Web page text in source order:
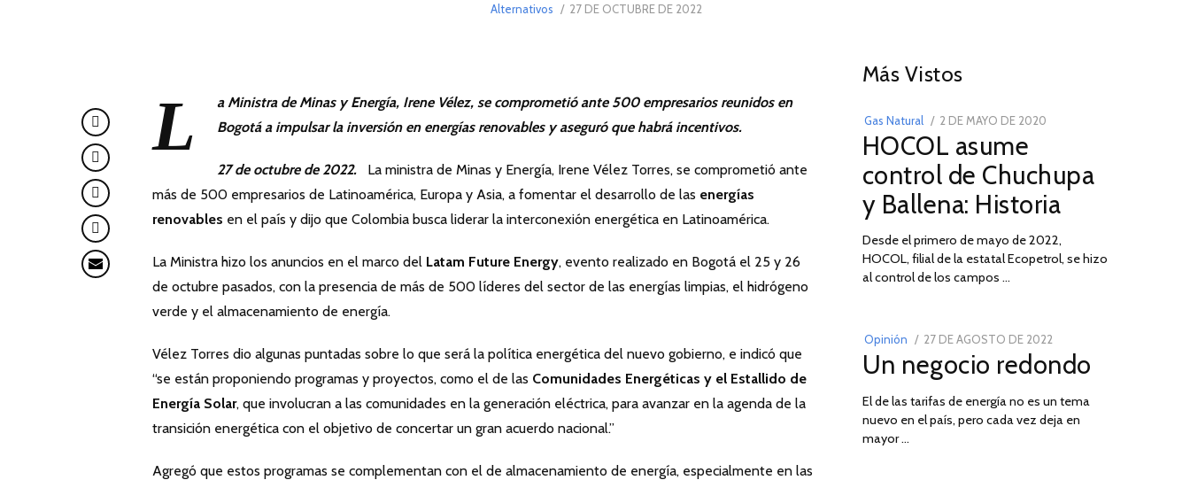
Alternativos
POSTED
27 DE OCTUBRE DE 2022
L
a Ministra de Minas y Energía, Irene Vélez, se comprometió ante 500 empresarios reunidos en
Bogotá a impulsar la inversión en energías renovables y aseguró que habrá incentivos.
27 de octubre de 2022. La ministra de Minas y Energía, Irene Vélez Torres, se comprometió ante
más de 500 empresarios de Latinoamérica, Europa y Asia, a fomentar el desarrollo de las energías
renovables en el país y dijo que Colombia busca liderar la interconexión energética en Latinoamérica.
La Ministra hizo los anuncios en el marco del Latam Future Energy, evento realizado en Bogotá el 25 y 26
de octubre pasados, con la presencia de más de 500 líderes del sector de las energías limpias, el hidrógeno
verde y el almacenamiento de energía.
Vélez Torres dio algunas puntadas sobre lo que será la política energética del nuevo gobierno, e indicó que
“se están proponiendo programas y proyectos, como el de las Comunidades Energéticas y el Estallido de
Energía Solar, que involucran a las comunidades en la generación eléctrica, para avanzar en la agenda de la
transición energética con el objetivo de concertar un gran acuerdo nacional.”
Agregó que estos programas se complementan con el de almacenamiento de energía, especialmente en las
Más Vistos
Gas Natural
POSTED
ON
2 DE MAYO DE 2020
DE
2026
HOCOL asume
control de Chuchupa
y Ballena: Historia
Desde el primero de mayo de 2022,
HOCOL, filial de la estatal Ecopetrol, se hizo
al control de los campos …
Opinión
POSTED
ON
27 DE AGOSTO DE 202230
DE
DE
2022
Un negocio redondo
El de las tarifas de energía no es un tema
nuevo en el país, pero cada vez deja en
mayor …
03